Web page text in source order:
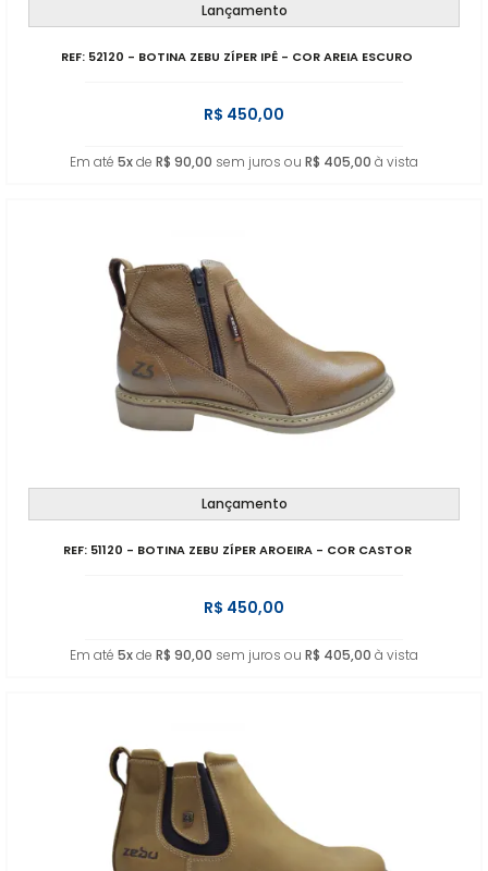
Lançamento
REF: 52120 - BOTINA ZEBU ZÍPER IPÊ - COR AREIA ESCURO
R$ 450,00
Em até 5xde R$ 90,00 sem juros ou R$ 405,00 à vista
Lançamento
REF: 51120 - BOTINA ZEBU ZÍPER AROEIRA - COR CASTOR
R$ 450,00
Em até 5xde R$ 90,00 sem juros ou R$ 405,00 à vista